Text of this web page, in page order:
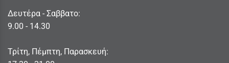
Δευτέρα - Σαββατο:
9.00 - 14.30
Τρίτη, Πέμπτη, Παρασκευή: